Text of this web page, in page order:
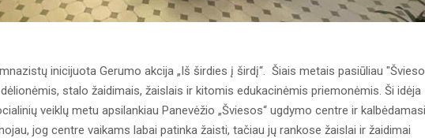
inicijuota Gerumo akcija „Iš širdies į širdį“. Šiais metais pasiūliau
stalo žaidimais, žaislais ir kitomis edukacinėmis priemonėmis. Ši idėja
veiklų metu apsilankiau Panevėžio „Šviesos“ ugdymo centre ir kalbėdamasi
jog centre vaikams labai patinka žaisti, tačiau jų rankose žaislai ir žaidimai